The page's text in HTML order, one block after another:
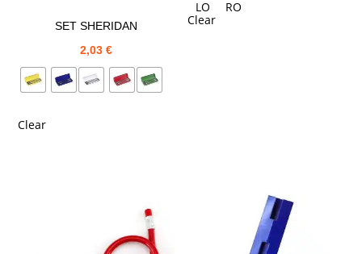
SET SHERIDAN
2,03€
Clear
Clear